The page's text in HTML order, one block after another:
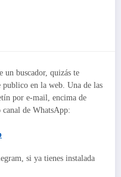
un buscador, quizás te
publico en la web. Una de las
por e-mail, encima de
canal de WhatsApp:
si ya tienes instalada